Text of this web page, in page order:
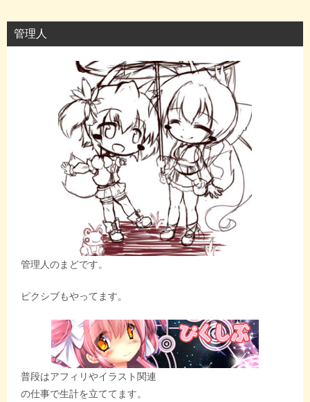
管理人
管理人のまどです。
ピクシブもやってます。
普段はアフィリやイラスト関連
の仕事で生計を立ててます。